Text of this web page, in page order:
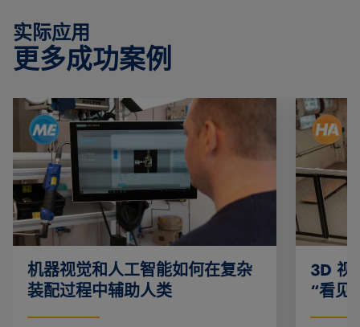
实际应用
更多成功案例
机器视觉和人工智能如何在复杂
装配过程中辅助人类
3D 视
“看见